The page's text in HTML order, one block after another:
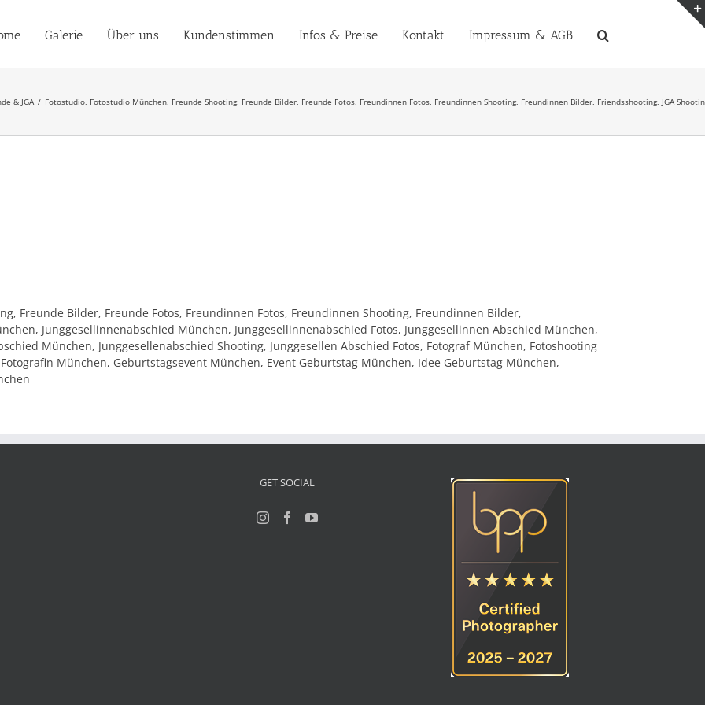
Galerie Über uns Kundenstimmen Infos & Preise Kontakt Impressum & AGB
& JGA Fotostudio, Fotostudio München, Freunde Shooting, Freunde Bilder, Freunde Fotos, Freundinnen Fotos, Freundinnen Shooting, Freundinnen Bilder, Friendsshooting, JGA
Freunde Bilder, Freunde Fotos, Freundinnen Fotos, Freundinnen Shooting, Freundinnen Bilder,
Junggesellinnenabschied München, Junggesellinnenabschied Fotos, Junggesellinnen Abschied München,
München, Junggesellenabschied Shooting, Junggesellen Abschied Fotos, Fotograf München, Fotoshooting
München, Geburtstagsevent München, Event Geburtstag München, Idee Geburtstag München,
GET SOCIAL